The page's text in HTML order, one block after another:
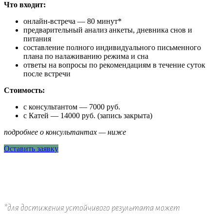
Что входит:
онлайн-встреча — 80 минут*
предварительный анализ анкеты, дневника снов и
питания
составление полного индивидуального письменного
плана по налаживанию режима и сна
ответы на вопросы по рекомендациям в течение суток
после встречи
Стоимость:
с консультантом — 7000 руб.
с Катей — 14000 руб. (запись закрыта)
подробнее о консультантах — ниже
Оставить заявку
*для достижения устойчивого результата может